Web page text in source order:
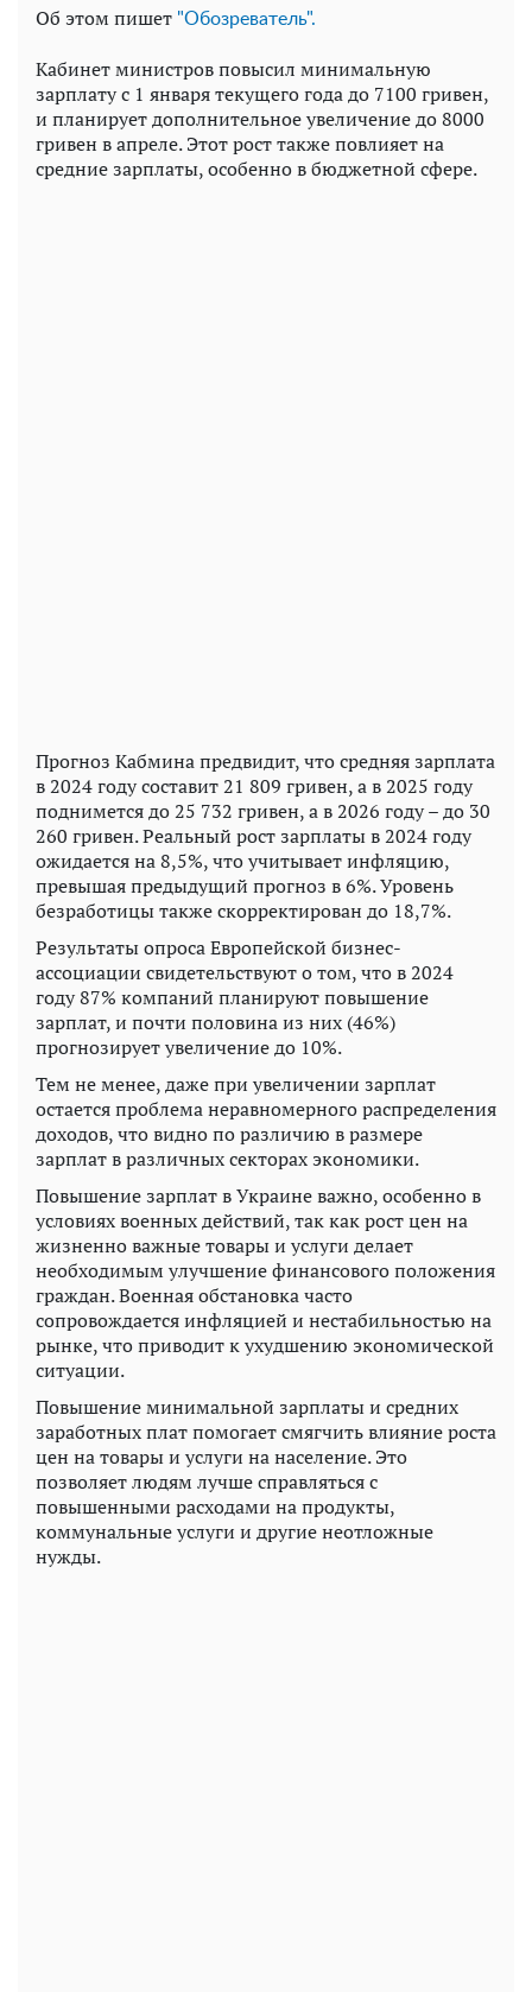
Об этом пишет "Обозреватель".
Кабинет министров повысил минимальную
зарплату с 1 января текущего года до 7100 гривен,
и планирует дополнительное увеличение до 8000
гривен в апреле. Этот рост также повлияет на
средние зарплаты, особенно в бюджетной сфере.
Прогноз Кабмина предвидит, что средняя зарплата
в 2024 году составит 21 809 гривен, а в 2025 году
поднимется до 25 732 гривен, а в 2026 году – до 30
260 гривен. Реальный рост зарплаты в 2024 году
ожидается на 8,5%, что учитывает инфляцию,
превышая предыдущий прогноз в 6%. Уровень
безработицы также скорректирован до 18,7%.
Результаты опроса Европейской бизнес-
ассоциации свидетельствуют о том, что в 2024
году 87% компаний планируют повышение
зарплат, и почти половина из них (46%)
прогнозирует увеличение до 10%.
Тем не менее, даже при увеличении зарплат
остается проблема неравномерного распределения
доходов, что видно по различию в размере
зарплат в различных секторах экономики.
Повышение зарплат в Украине важно, особенно в
условиях военных действий, так как рост цен на
жизненно важные товары и услуги делает
необходимым улучшение финансового положения
граждан. Военная обстановка часто
сопровождается инфляцией и нестабильностью на
рынке, что приводит к ухудшению экономической
ситуации.
Повышение минимальной зарплаты и средних
заработных плат помогает смягчить влияние роста
цен на товары и услуги на население. Это
позволяет людям лучше справляться с
повышенными расходами на продукты,
коммунальные услуги и другие неотложные
нужды.